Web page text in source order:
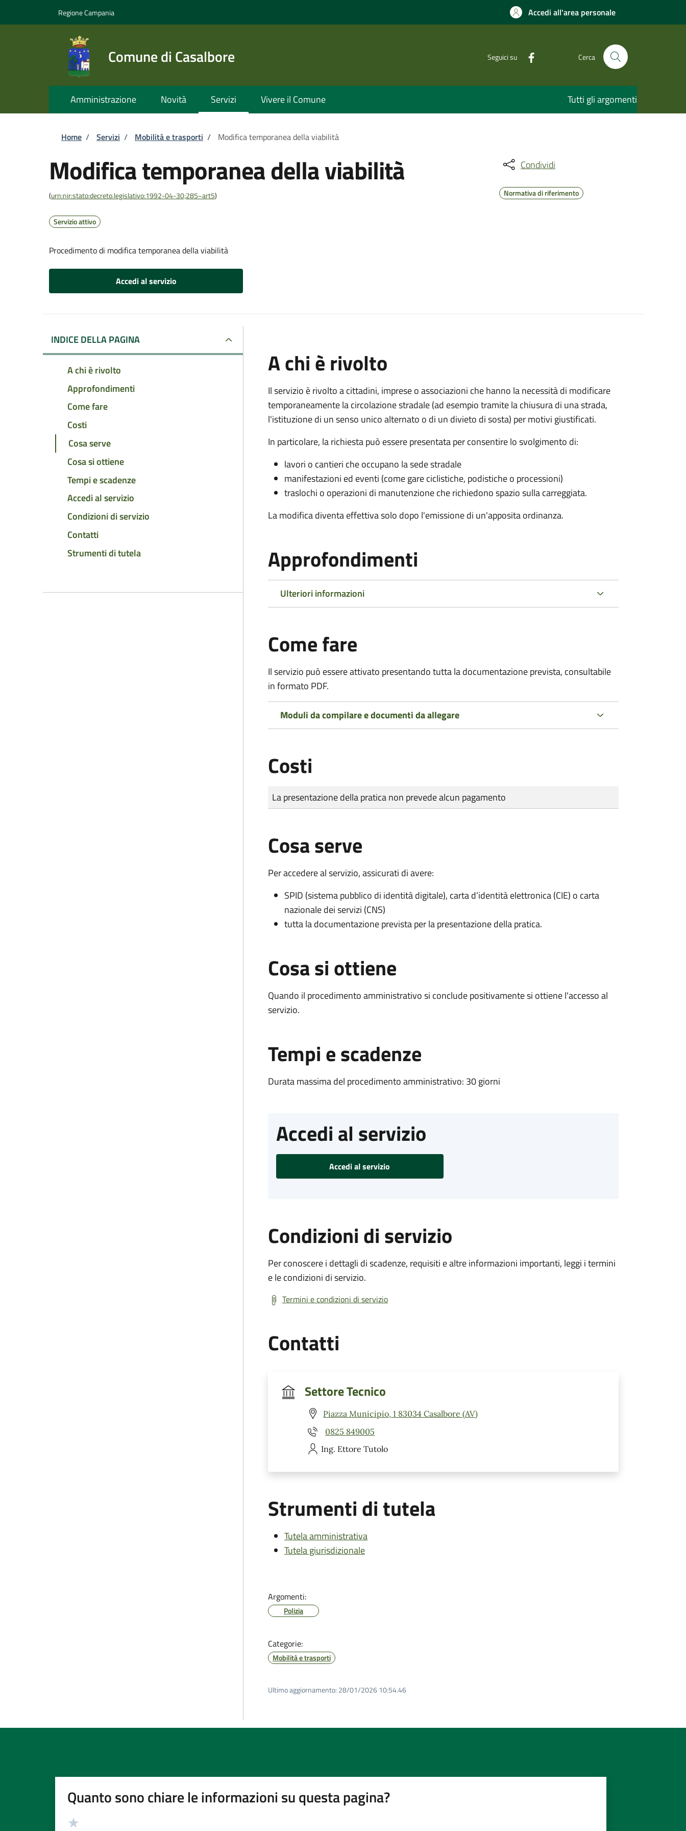
Regione Campania Accedi all'area personale
Comune di Casalbore Seguici su Cerca
Amministrazione Novità Servizi Vivere il Comune Tutti gli argomenti
Briciole di pane
Home / Servizi / Mobilità e trasporti / Modifica temporanea della viabilità
Modifica temporanea della viabilità
(urn:nir:stato:decreto.legislativo:1992-04-30;285~art5)
Servizio attivo
Procedimento di modifica temporanea della viabilità
Accedi al servizio
Condividi
Normativa di riferimento
INDICE DELLA PAGINA
A chi è rivolto
Approfondimenti
Come fare
Costi
Cosa serve
Cosa si ottiene
Tempi e scadenze
Accedi al servizio
Condizioni di servizio
Contatti
Strumenti di tutela
A chi è rivolto
Il servizio è rivolto a cittadini, imprese o associazioni che hanno la necessità di modificare
temporaneamente la circolazione stradale (ad esempio tramite la chiusura di una strada,
l'istituzione di un senso unico alternato o di un divieto di sosta) per motivi giustificati.
In particolare, la richiesta può essere presentata per consentire lo svolgimento di:
lavori o cantieri che occupano la sede stradale
manifestazioni ed eventi (come gare ciclistiche, podistiche o processioni)
traslochi o operazioni di manutenzione che richiedono spazio sulla carreggiata.
La modifica diventa effettiva solo dopo l'emissione di un'apposita ordinanza.
Approfondimenti
Ulteriori informazioni
Come fare
Il servizio può essere attivato presentando tutta la documentazione prevista, consultabile
in formato PDF.
Moduli da compilare e documenti da allegare
Costi
Tipo di pagamento
Importo
La presentazione della pratica non prevede alcun pagamento
Cosa serve
Per accedere al servizio, assicurati di avere:
SPID (sistema pubblico di identità digitale), carta d’identità elettronica (CIE) o carta
nazionale dei servizi (CNS)
tutta la documentazione prevista per la presentazione della pratica.
Cosa si ottiene
Quando il procedimento amministrativo si conclude positivamente si ottiene l'accesso al
servizio.
Tempi e scadenze
Durata massima del procedimento amministrativo: 30 giorni
Accedi al servizio
Accedi al servizio
Condizioni di servizio
Per conoscere i dettagli di scadenze, requisiti e altre informazioni importanti, leggi i termini
e le condizioni di servizio.
Termini e condizioni di servizio
Contatti
Settore Tecnico
Piazza Municipio, 1 83034 Casalbore (AV)
0825 849005
Ing. Ettore Tutolo
Strumenti di tutela
Tutela amministrativa
Tutela giurisdizionale
Argomenti:
Polizia
Categorie:
Mobilità e trasporti
Ultimo aggiornamento: 28/01/2026 10:54.46
Quanto sono chiare le informazioni su questa pagina?
Valutazione